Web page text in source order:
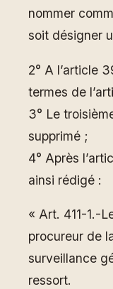
nommer
soit désigner
2° A l’article
termes de
3° Le
supprimé ;
4° Après
ainsi rédigé :
« Art. 411-1.-
procureur de
surveillance
ressort.